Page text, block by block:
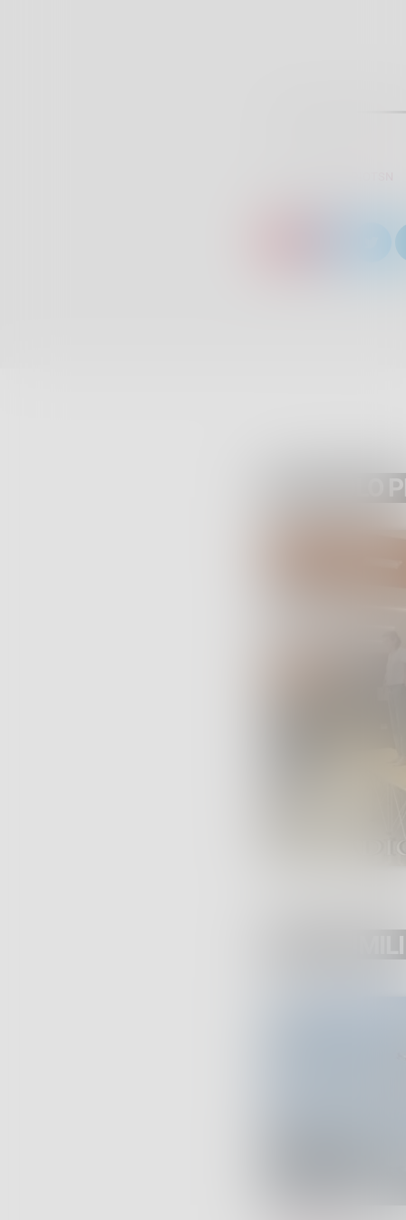
ARTICOLO
POST SIMILI